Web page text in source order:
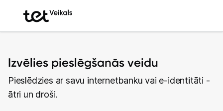
Izvēlies pieslēgšanās veidu
Pieslēdzies ar savu internetbanku vai e-identitāti -
ātri un droši.